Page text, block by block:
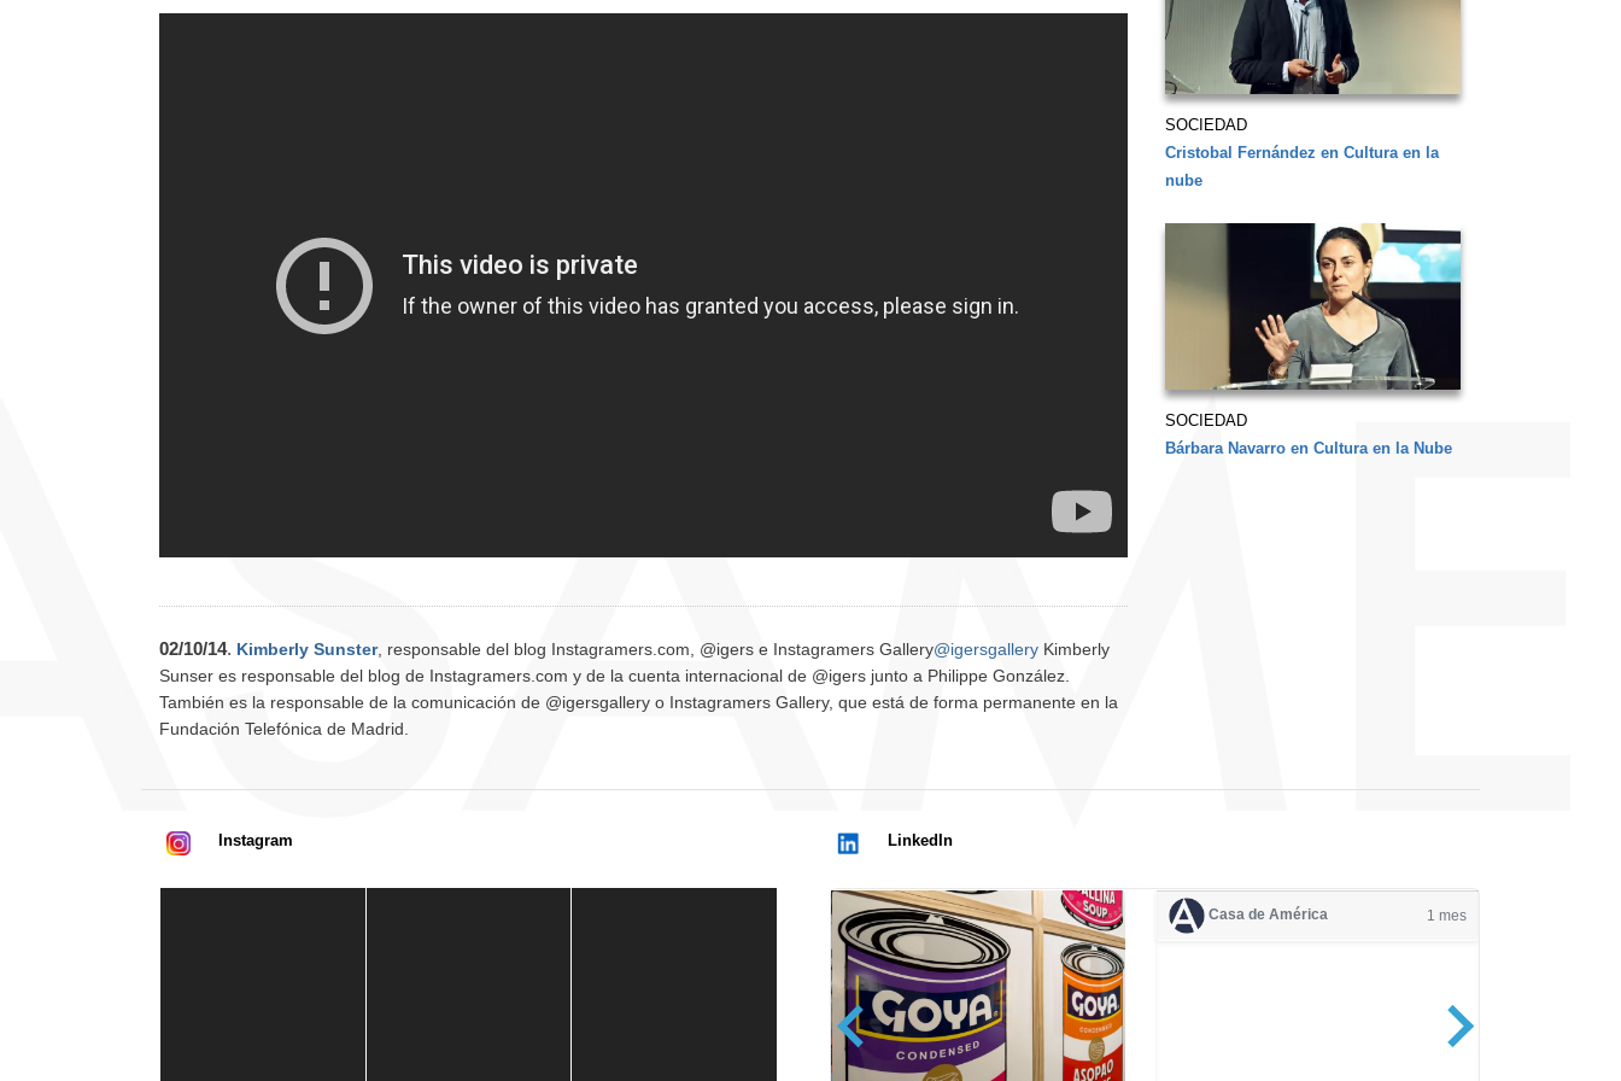
02/10/14. Kimberly Sunster, responsable del blog Instagramers.com, @igers e Instagramers Gallery@igersgallery Kimberly
Sunser es responsable del blog de Instagramers.com y de la cuenta internacional de @igers junto a Philippe González.
También es la responsable de la comunicación de @igersgallery o Instagramers Gallery, que está de forma permanente en la
Fundación Telefónica de Madrid.
SOCIEDAD
Cristobal Fernández en Cultura en la
nube
SOCIEDAD
Bárbara Navarro en Cultura en la Nube
Instagram LinkedIn
Casa de América 1 mes